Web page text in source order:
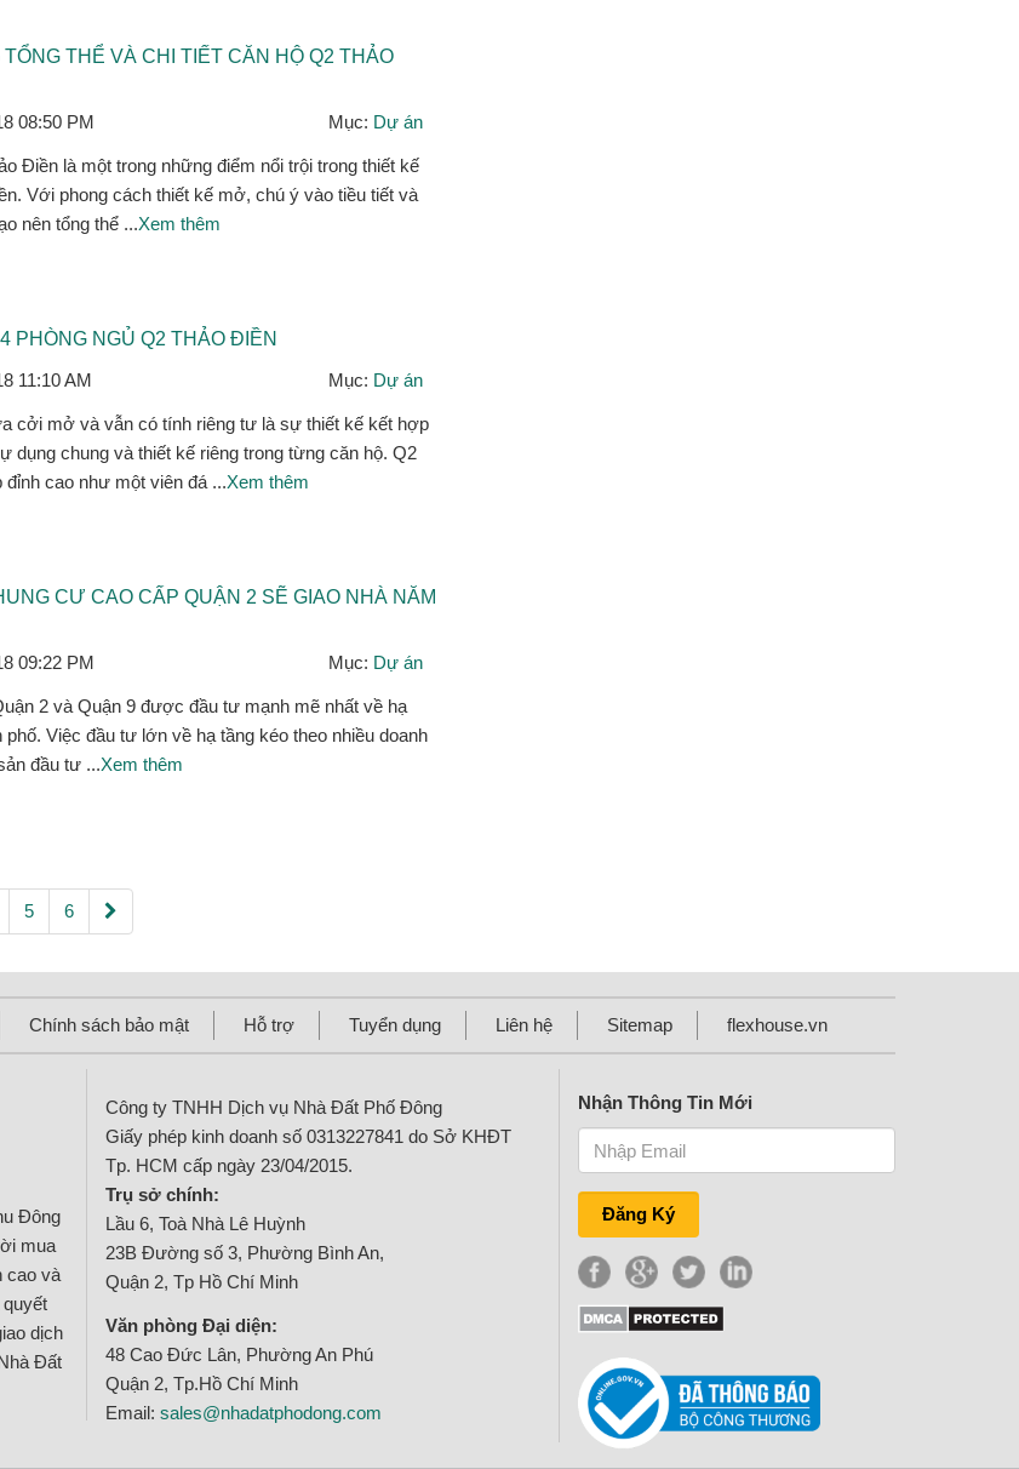
THỂ VÀ CHI TIẾT CĂN HỘ Q2 THẢO
08:50 PM Mục: Dự án
Điền là một trong những điểm nổi trội trong thiết kế
Với phong cách thiết kế mở, chú ý vào tiều tiết và
nên tổng thể ...Xem thêm
PHÒNG NGỦ Q2 THẢO ĐIỀN
11:10 AM Mục: Dự án
cởi mở và vẫn có tính riêng tư là sự thiết kế kết hợp
dụng chung và thiết kế riêng trong từng căn hộ. Q2
cao như một viên đá ...Xem thêm
CƯ CAO CẤP QUẬN 2 SẼ GIAO NHÀ NĂM
09:22 PM Mục: Dự án
2 và Quận 9 được đầu tư mạnh mẽ nhất về hạ
Việc đầu tư lớn về hạ tầng kéo theo nhiều doanh
đầu tư ...Xem thêm
5 6
Chính sách bảo mật Hỗ trợ Tuyển dụng Liên hệ Sitemap flexhouse.vn
Đông
mua
cao và
dịch
Đất
Công ty TNHH Dịch vụ Nhà Đất Phố Đông
Giấy phép kinh doanh số 0313227841 do Sở KHĐT
Tp. HCM cấp ngày 23/04/2015.
Trụ sở chính:
Lầu 6, Toà Nhà Lê Huỳnh
23B Đường số 3, Phường Bình An,
Quận 2, Tp Hồ Chí Minh
Văn phòng Đại diện:
48 Cao Đức Lân, Phường An Phú
Quận 2, Tp.Hồ Chí Minh
Email: sales@nhadatphodong.com
Nhận Thông Tin Mới
Đăng Ký